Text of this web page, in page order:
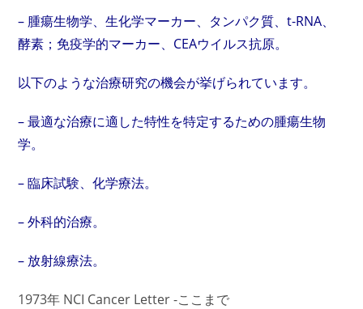
– 腫瘍生物学、生化学マーカー、タンパク質、t-RNA、
酵素；免疫学的マーカー、CEAウイルス抗原。
以下のような治療研究の機会が挙げられています。
– 最適な治療に適した特性を特定するための腫瘍生物
学。
– 臨床試験、化学療法。
– 外科的治療。
– 放射線療法。
1973年 NCI Cancer Letter -ここまで